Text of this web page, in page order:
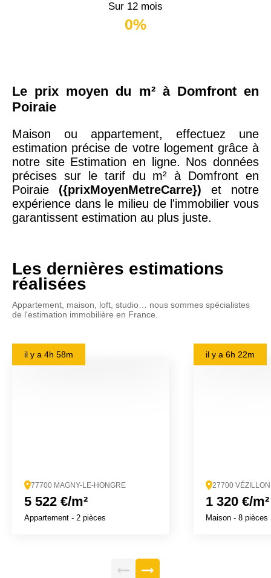
Sur 12 mois
0%
Le prix moyen du m² à Domfront en
Poiraie
Maison ou appartement, effectuez une
estimation précise de votre logement grâce à
notre site Estimation en ligne. Nos données
précises sur le tarif du m² à Domfront en
Poiraie ({prixMoyenMetreCarre}) et notre
expérience dans le milieu de l'immobilier vous
garantissent estimation au plus juste.
Les dernières estimations
réalisées
Appartement, maison, loft, studio… nous sommes spécialistes
de l'estimation immobilière en France.
il y a 4h 58m
77700 MAGNY-LE-HONGRE
5 522 €/m²
Appartement - 2 pièces
il y a 6h 22m
27700 VÉZILLON
1 320 €/m²
Maison - 8 pièces